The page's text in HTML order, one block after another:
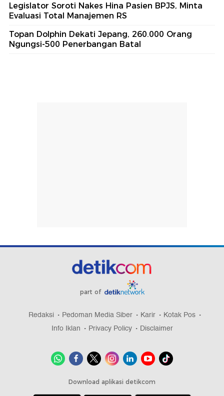
Legislator Soroti Nakes Hina Pasien BPJS, Minta
Evaluasi Total Manajemen RS
Topan Dolphin Dekati Jepang, 260.000 Orang
Ngungsi-500 Penerbangan Batal
part of
Redaksi Pedoman Media Siber Karir
Kotak Pos
Info Iklan
Privacy Policy Disclaimer
Download aplikasi detikcom